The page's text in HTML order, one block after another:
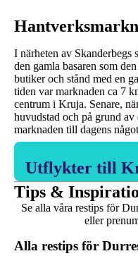
I närheten av Skanderbegs
den gamla basaren som
butiker och stånd med en
tiden var marknaden ca 7
centrum i Kruja. Senare,
huvudstad och på grund
marknaden till dagens
Utflykter till
Tips &
Se alla våra restips för
eller
Alla restips för